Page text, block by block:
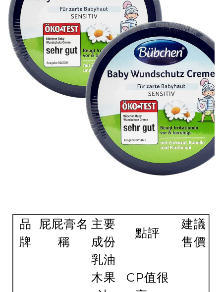
品
牌
屁屁膏名
稱
主要
成份
點評
建議
售價
乳油
木果
CP值很